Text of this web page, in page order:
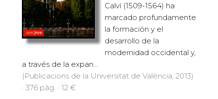
Calví (1509-1564) ha
marcado profundamente
la formación y el
desarrollo de la
modernidad occidental y,
a través de la expan...
(Publicacions de la Universitat de València, 2013)
· 376 pàg. · 12 €